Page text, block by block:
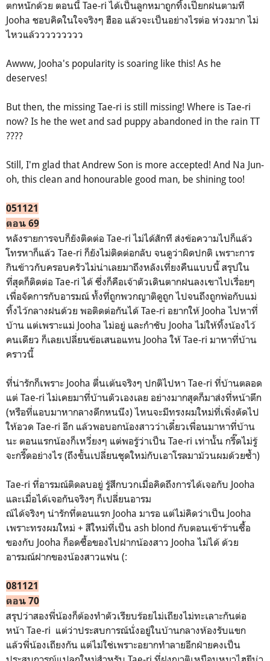
ตกหนักด้วย ตอนนี้ Tae-ri ได้เป็นลูกหมาถูกทิ้งเปียกฝนตามที่
Jooha ชอบคิดในใจจริงๆ ฮืออ แล้วจะเป็นอย่างไรต่อ ห่วงมาก ไม่
ไหวแล้ววววววววว
Awww, Jooha's popularity is soaring like this! As he
deserves!
But then, the missing Tae-ri is still missing! Where is Tae-ri
now? Is he the wet and sad puppy abandoned in the rain TT
????
Still, I'm glad that Andrew Son is more accepted! And Na Jun-
oh, this clean and honourable good man, be shining too!
051121
ตอน 69
หลังรายการจบก็ยังติดต่อ Tae-ri ไม่ได้สักที ส่งข้อความไปก็แล้ว
โทรหาก็แล้ว Tae-ri ก็ยังไม่ติดต่อกลับ จนดูว่าผิดปกติ เพราะการ
กินข้าวกับครอบครัวไม่น่าเลยมาถึงหลังเที่ยงคืนแบบนี้ สรุปใน
ที่สุดก็ติดต่อ Tae-ri ได้ ซึ่งก็คือเจ้าตัวเดินตากฝนลงเขาไปเรื่อยๆ
เพื่อจัดการกับอารมณ์ ทั้งที่ถูกพวกญาติดูถูก ไปจนถึงถูกพ่อกับแม่
ทิ้งไว้กลางฝนด้วย พอติดต่อกันได้ Tae-ri อยากให้ Jooha ไปหาที่
บ้าน แต่เพราะแม่ Jooha ไม่อยู่ และกำชับ Jooha ไม่ให้ทิ้งน้องไว้
คนเดียว ก็เลยเปลี่ยนข้อเสนอแทน Jooha ให้ Tae-ri มาหาที่บ้าน
คราวนี้
ที่น่ารักก็เพราะ Jooha ตื่นเต้นจริงๆ ปกติไปหา Tae-ri ที่บ้านตลอด
แต่ Tae-ri ไม่เคยมาที่บ้านตัวเองเลย อย่างมากสุดก็มาส่งที่หน้าตึก
(หรือที่แอบมาหากลางดึกหนนึง) ไหนจะมีทรงผมใหม่ที่เพิ่งตัดไป
ให้อวด Tae-ri อีก แล้วพอบอกน้องสาวว่าเดี๋ยวเพื่อนมาหาที่บ้าน
นะ ตอนแรกน้องก็เหวี่ยงๆ แต่พอรู้ว่าเป็น Tae-ri เท่านั้น กรี๊ดไม่รู้
จะกรี๊ดอย่างไร (ถึงขั้นเปลี่ยนชุดใหม่กับเอาโรลมาม้วนผมด้วยซ้ำ)
Tae-ri ที่อารมณ์ติดลบอยู่ รู้สึกบวกเมื่อคิดถึงการได้เจอกับ Jooha
และเมื่อได้เจอกันจริงๆ ก็เปลี่ยนอารม
ณ์ได้จริงๆ น่ารักที่ตอนแรก Jooha มารอ แต่ไม่คิดว่าเป็น Jooha
เพราะทรงผมใหม่ + สีใหม่ที่เป็น ash blond กับตอนเข้าร้านซื้่อ
ของกับ Jooha ก็อดซื้อของไปฝากน้องสาว Jooha ไม่ได้ ด้วย
อารมณ์ฝากของน้องสาวแฟน (:
081121
ตอน 70
สรุปว่าสองพี่น้องก็ต้องทำตัวเรียบร้อยไม่เถียงไม่ทะเลาะกันต่อ
หน้า Tae-ri แต่ว่าประสบการณ์นั่งอยู่ในบ้านกลางห้องรับแขก
แล้วพี่น้องเถียงกัน แต่ไม่ใช่เพราะอยากทำลายอีกฝ่ายคงเป็น